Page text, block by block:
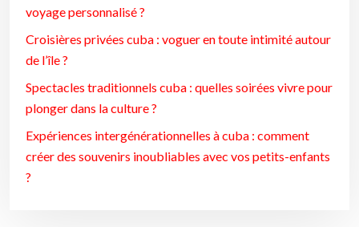
voyage personnalisé ?
Croisières privées cuba : voguer en toute intimité autour
de l’île ?
Spectacles traditionnels cuba : quelles soirées vivre pour
plonger dans la culture ?
Expériences intergénérationnelles à cuba : comment
créer des souvenirs inoubliables avec vos petits-enfants
?